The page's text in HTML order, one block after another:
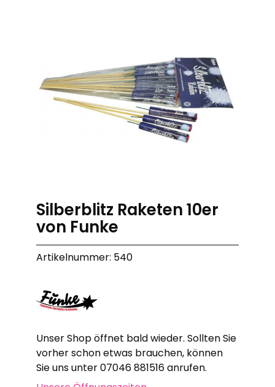
Silberblitz Raketen 10er
von Funke
Artikelnummer: 540
Unser Shop öffnet bald wieder. Sollten Sie
vorher schon etwas brauchen, können
Sie uns unter 07046 881516 anrufen.